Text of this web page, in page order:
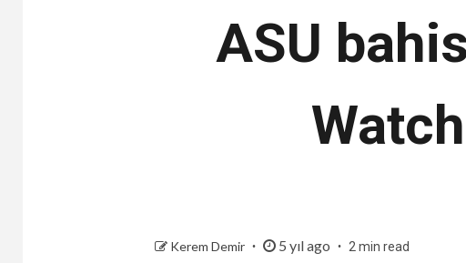
ASU
Kerem Demir 5 yıl ago 2 min read